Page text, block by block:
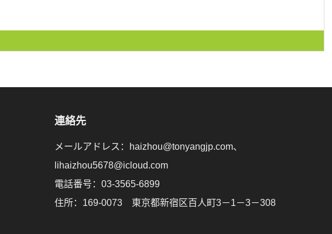
連絡先
メールアドレス：haizhou@tonyangjp.com、
lihaizhou5678@icloud.com
電話番号：03-3565-6899
住所：169-0073 東京都新宿区百人町3－1－3－308